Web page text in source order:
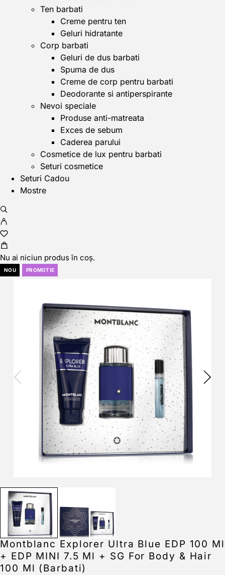
Ten barbati
Creme pentru ten
Geluri hidratante
Corp barbati
Geluri de dus barbati
Spuma de dus
Creme de corp pentru barbati
Deodorante si antiperspirante
Nevoi speciale
Produse anti-matreata
Exces de sebum
Caderea parului
Cosmetice de lux pentru barbati
Seturi cosmetice
Seturi Cadou
Mostre
Nu ai niciun produs în coș.
NOU PROMOTIE
Montblanc Explorer Ultra Blue EDP 100 Ml
+ EDP MINI 7.5 Ml + SG For Body & Hair
100 Ml (Barbati)